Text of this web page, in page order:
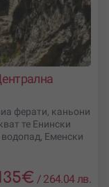
ферати, каньони
те Енински
Еменски
€ / 264.04 лв.